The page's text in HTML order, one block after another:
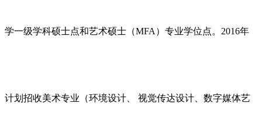
学一级学科硕士点和艺术硕士（MFA）专业学位点。2016年
计划招收美术专业（环境设计、 视觉传达设计、数字媒体艺